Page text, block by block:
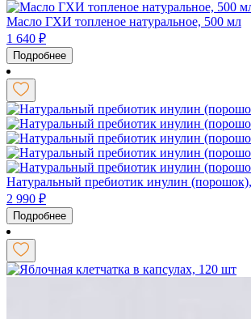
Масло ГХИ топленое натуральное, 500 мл
1 640 ₽
Подробнее
Натуральный пребиотик инулин
2 990 ₽
Подробнее